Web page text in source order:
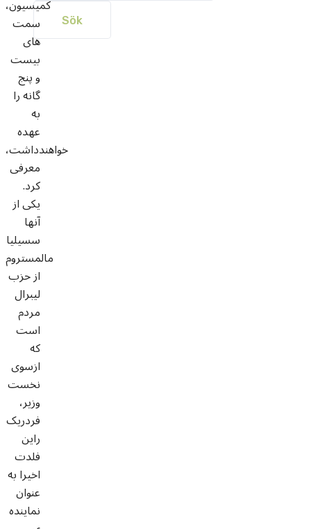
کمیسیون،
سمت
های
بیست
و پنج
گانه را
به
عهده
خواهندداشت،
معرفی
کرد.
یکی از
آنها
سسیلیا
مالمستروم
از حزب
لیبرال
مردم
است
که
ازسوی
نخست
وزیر،
فردریک
راین
فلدت
اخیرا به
عنوان
نماینده